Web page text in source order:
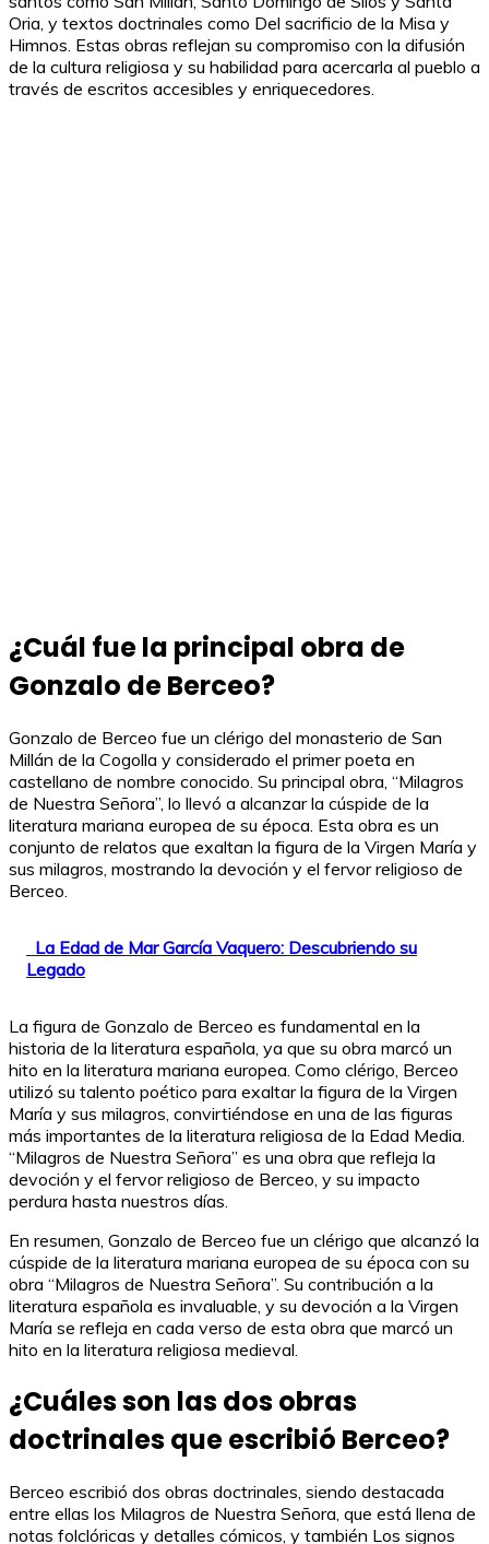
Oria, y textos doctrinales como Del sacrificio de la Misa y
Himnos. Estas obras reflejan su compromiso con la difusión
de la cultura religiosa y su habilidad para acercarla al pueblo a
través de escritos accesibles y enriquecedores.
¿Cuál fue la principal obra de
Gonzalo de Berceo?
Gonzalo de Berceo fue un clérigo del monasterio de San
Millán de la Cogolla y considerado el primer poeta en
castellano de nombre conocido. Su principal obra, “Milagros
de Nuestra Señora”, lo llevó a alcanzar la cúspide de la
literatura mariana europea de su época. Esta obra es un
conjunto de relatos que exaltan la figura de la Virgen María y
sus milagros, mostrando la devoción y el fervor religioso de
Berceo.
La Edad de Mar García Vaquero: Descubriendo su
Legado
La figura de Gonzalo de Berceo es fundamental en la
historia de la literatura española, ya que su obra marcó un
hito en la literatura mariana europea. Como clérigo, Berceo
utilizó su talento poético para exaltar la figura de la Virgen
María y sus milagros, convirtiéndose en una de las figuras
más importantes de la literatura religiosa de la Edad Media.
“Milagros de Nuestra Señora” es una obra que refleja la
devoción y el fervor religioso de Berceo, y su impacto
perdura hasta nuestros días.
En resumen, Gonzalo de Berceo fue un clérigo que alcanzó la
cúspide de la literatura mariana europea de su época con su
obra “Milagros de Nuestra Señora”. Su contribución a la
literatura española es invaluable, y su devoción a la Virgen
María se refleja en cada verso de esta obra que marcó un
hito en la literatura religiosa medieval.
¿Cuáles son las dos obras
doctrinales que escribió Berceo?
Berceo escribió dos obras doctrinales, siendo destacada
entre ellas los Milagros de Nuestra Señora, que está llena de
notas folclóricas y detalles cómicos, y también Los signos